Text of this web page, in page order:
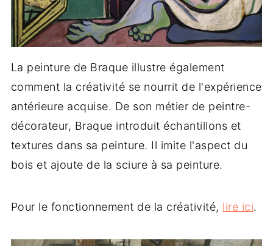
La peinture de Braque illustre également
comment la créativité se nourrit de l'expérience
antérieure acquise. De son métier de peintre-
décorateur, Braque introduit échantillons et
textures dans sa peinture. Il imite l'aspect du
bois et ajoute de la sciure à sa peinture.
Pour le fonctionnement de la créativité, lire ici.